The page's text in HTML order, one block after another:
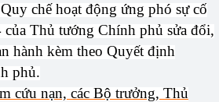
chế hoạt động ứng phó sự cố
Thủ tướng Chính phủ sửa đổi,
hành kèm theo Quyết định
phủ.
cứu nạn, các Bộ trưởng, Thủ